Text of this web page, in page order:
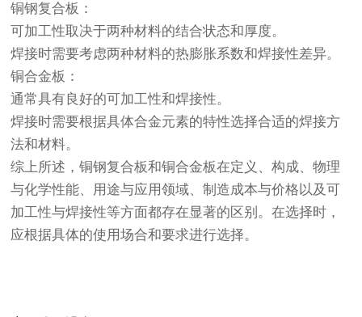
铜钢复合板 ：
可加工性取决于两种材料的结合状态和厚度。
焊接时需要考虑两种材料的热膨胀系数和焊接性差异。
铜合金板 ：
通常具有良好的可加工性和焊接性。
焊接时需要根据具体合金元素的特性选择合适的焊接方
法和材料。
综上所述，铜钢复合板和铜合金板在定义、构成、物理
与化学性能、用途与应用领域、制造成本与价格以及可
加工性与焊接性等方面都存在显著的区别。在选择时，
应根据具体的使用场合和要求进行选择。